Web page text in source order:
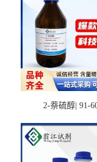
2-萘硫醇| 91-